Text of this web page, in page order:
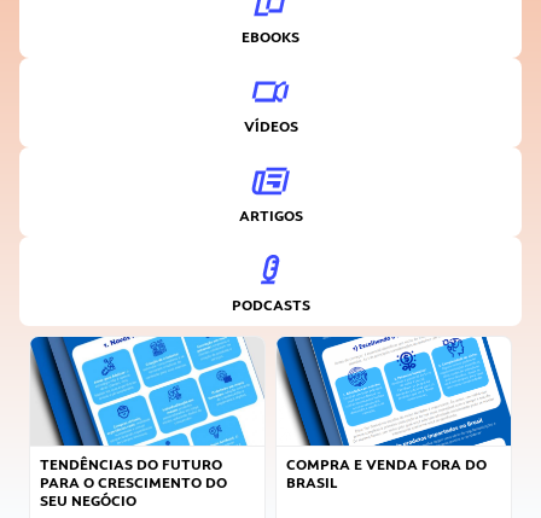
EBOOKS
VÍDEOS
ARTIGOS
PODCASTS
TENDÊNCIAS DO FUTURO
PARA O CRESCIMENTO DO
SEU NEGÓCIO
COMPRA E VENDA FORA DO
BRASIL